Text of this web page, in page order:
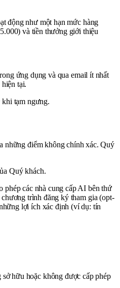
động như một hạn mức hàng
và tiền thưởng giới thiệu
ứng dụng và qua email ít nhất
tại.
khi tạm ngưng.
những điểm không chính xác. Quý
Quý khách.
phép các nhà cung cấp AI bên thứ
trình đăng ký tham gia (opt-
lợi ích xác định (ví dụ: tín
hữu hoặc không được cấp phép